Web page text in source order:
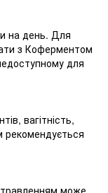
на день. Для
з Коферментом
для
вагітність,
рекомендується
може